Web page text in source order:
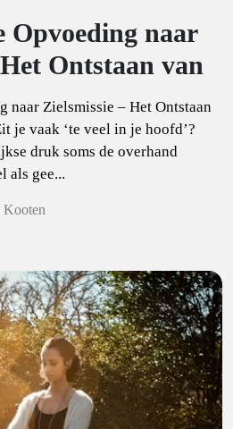
Opvoeding naar
Ontstaan van
naar Zielsmissie – Het Ontstaan
je vaak ‘te veel in je hoofd’?
druk soms de overhand
als gee...
Kooten